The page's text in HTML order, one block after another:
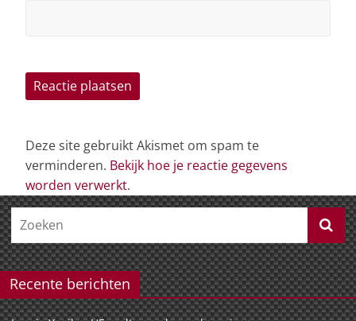
Deze site gebruikt Akismet om spam te
verminderen. Bekijk hoe je reactie gegevens
worden verwerkt.
Recente berichten